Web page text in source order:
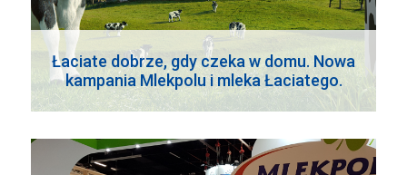
Łaciate dobrze, gdy czeka w domu. Nowa
kampania Mlekpolu i mleka Łaciatego.